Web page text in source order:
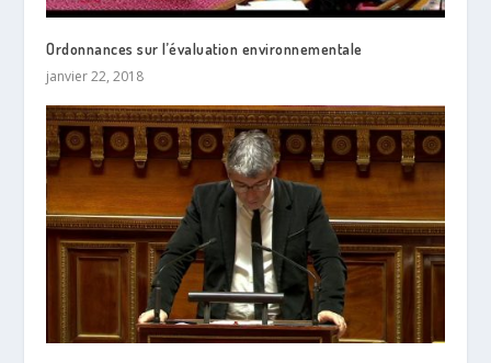
Ordonnances sur l’évaluation environnementale
janvier 22, 2018